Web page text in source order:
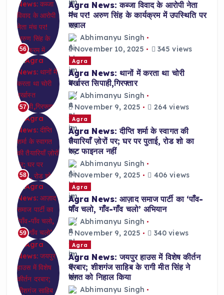
56
Agra News: कब्जा विवाद के आरोपी नेता
मंच पर! अरुण सिंह के कार्यक्रम में उपस्थिति पर
सवाल
Abhimanyu Singh
November 10, 2025
345 views
57
Agra
Agra News: थानों में करता था चोरी
बर्खास्त सिपाही,गिरफ्तार
Abhimanyu Singh
November 9, 2025
264 views
58
Agra
Agra News: दीप्ति शर्मा के स्वागत की
तैयारियाँ ज़ोरों पर; घर पर पुताई, रोड शो का
रूट फाइनल नहीं
Abhimanyu Singh
November 9, 2025
406 views
59
Agra
Agra News: आज़ाद समाज पार्टी का ‘पाँव-
पाँव चलो, गाँव-गाँव चलो’ अभियान
Abhimanyu Singh
November 9, 2025
340 views
Agra
Agra News: जयपुर हाउस में विशेष कीर्तन
दरबार; शीशगंज साहिब के रागी मीत सिंह ने
संगत को निहाल किया
Abhimanyu Singh